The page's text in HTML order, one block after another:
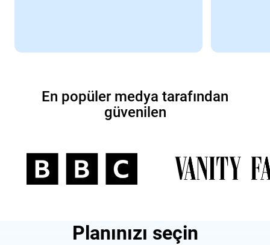
En popüler medya tarafından
güvenilen
Planınızı seçin